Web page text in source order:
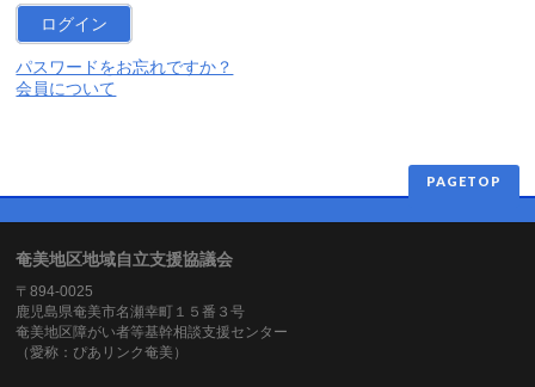
パスワードをお忘れですか？
会員について
PAGETOP
奄美地区地域自立支援協議会
〒894-0025
鹿児島県奄美市名瀬幸町１５番３号
奄美地区障がい者等基幹相談支援センター
（愛称：ぴあリンク奄美）